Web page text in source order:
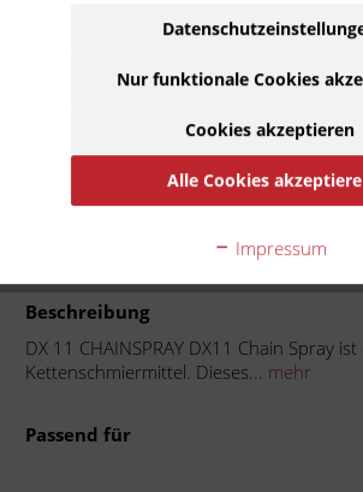
zzgl. Versandkosten
In den
Beschreibung
DX 11 CHAINSPRAY DX11 Chain Spray
Kettenschmiermittel. Dieses... mehr
Passend für
Nur funktionale Cookies
Cookies akzeptieren
Alle Cookies
Impressum